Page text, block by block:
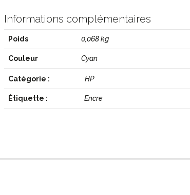
Informations complémentaires
Poids 0,068 kg
Couleur Cyan
Catégorie : HP
Étiquette : Encre